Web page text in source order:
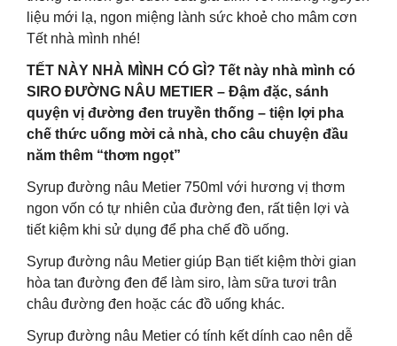
liệu mới lạ, ngon miệng lành sức khoẻ cho mâm cơn
Tết nhà mình nhé!
TẾT NÀY NHÀ MÌNH CÓ GÌ? Tết này nhà mình có
SIRO ĐƯỜNG NÂU METIER – Đậm đặc, sánh
quyện vị đường đen truyền thống – tiện lợi pha
chế thức uống mời cả nhà, cho câu chuyện đầu
năm thêm “thơm ngọt”
Syrup đường nâu Metier 750ml với hương vị thơm
ngon vốn có tự nhiên của đường đen, rất tiện lợi và
tiết kiệm khi sử dụng để pha chế đồ uống.
Syrup đường nâu Metier giúp Bạn tiết kiệm thời gian
hòa tan đường đen để làm siro, làm sữa tươi trân
châu đường đen hoặc các đồ uống khác.
Syrup đường nâu Metier có tính kết dính cao nên dễ